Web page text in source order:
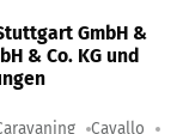
GmbH &
& Co. KG und
Cavallo